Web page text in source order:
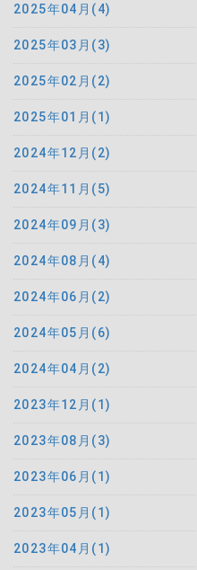
2025年04月(4)
2025年03月(3)
2025年02月(2)
2025年01月(1)
2024年12月(2)
2024年11月(5)
2024年09月(3)
2024年08月(4)
2024年06月(2)
2024年05月(6)
2024年04月(2)
2023年12月(1)
2023年08月(3)
2023年06月(1)
2023年05月(1)
2023年04月(1)